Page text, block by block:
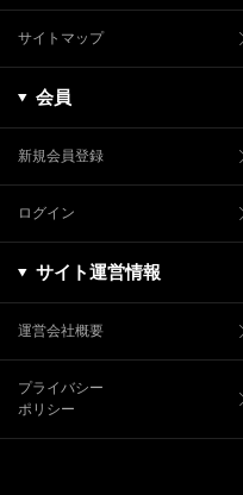
サイトマップ
会員
新規会員登録
ログイン
サイト運営情報
運営会社概要
プライバシー
ポリシー